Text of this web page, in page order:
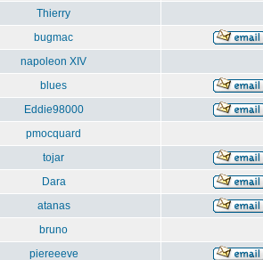
Thierry
bugmac
napoleon XIV
blues
Eddie98000
pmocquard
tojar
Dara
atanas
bruno
piereeeve